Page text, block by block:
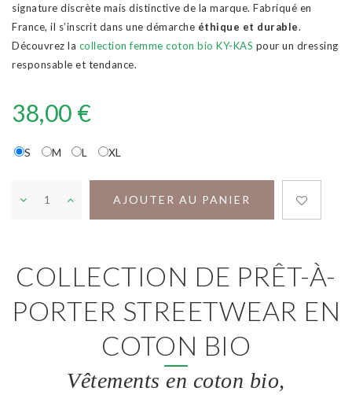
signature discrète mais distinctive de la marque. Fabriqué en
France, il s’inscrit dans une démarche éthique et durable.
Découvrez la collection femme coton bio KY-KAS pour un dressing
responsable et tendance.
38,00 €
S M L XL
AJOUTER AU PANIER
COLLECTION DE PRÊT-À-
PORTER STREETWEAR EN
COTON BIO
Vêtements en coton bio,